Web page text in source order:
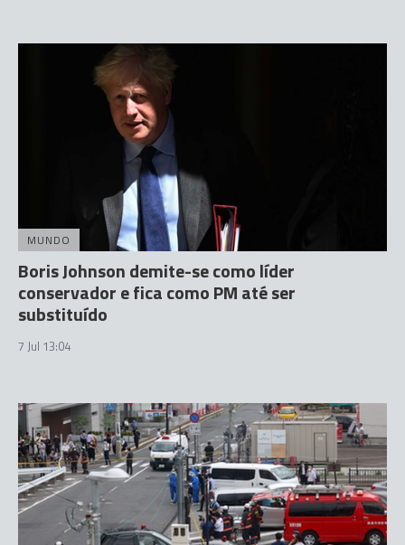
MUNDO
Boris Johnson demite-se como líder
conservador e fica como PM até ser
substituído
7 Jul 13:04